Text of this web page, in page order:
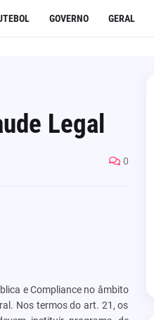
GOVERNO GERAL
Legal
0
e Compliance no âmbito
Nos termos do art. 21, os